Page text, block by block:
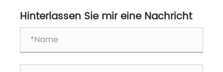
im Innen- und Außenbereich?
Hinterlassen Sie mir eine Nachricht